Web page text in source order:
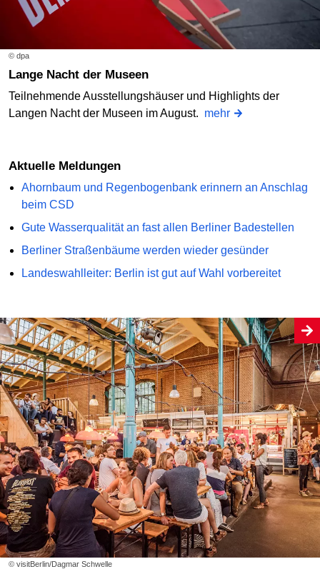
© dpa
Lange Nacht der Museen
Teilnehmende Ausstellungshäuser und Highlights der
Langen Nacht der Museen im August. mehr
Aktuelle Meldungen
Ahornbaum und Regenbogenbank erinnern an Anschlag
beim CSD
Gute Wasserqualität an fast allen Berliner Badestellen
Berliner Straßenbäume werden wieder gesünder
Landeswahlleiter: Berlin ist gut auf Wahl vorbereitet
© visitBerlin/Dagmar Schwelle